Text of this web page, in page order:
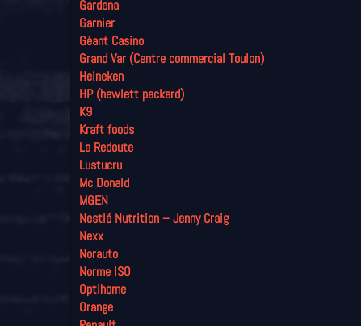
Gardena
Garnier
Géant Casino
Grand Var (Centre commercial Toulon)
Heineken
HP (hewlett packard)
K9
Kraft foods
La Redoute
Lustucru
Mc Donald
MGEN
Nestlé Nutrition – Jenny Craig
Nexx
Norauto
Norme ISO
Optihome
Orange